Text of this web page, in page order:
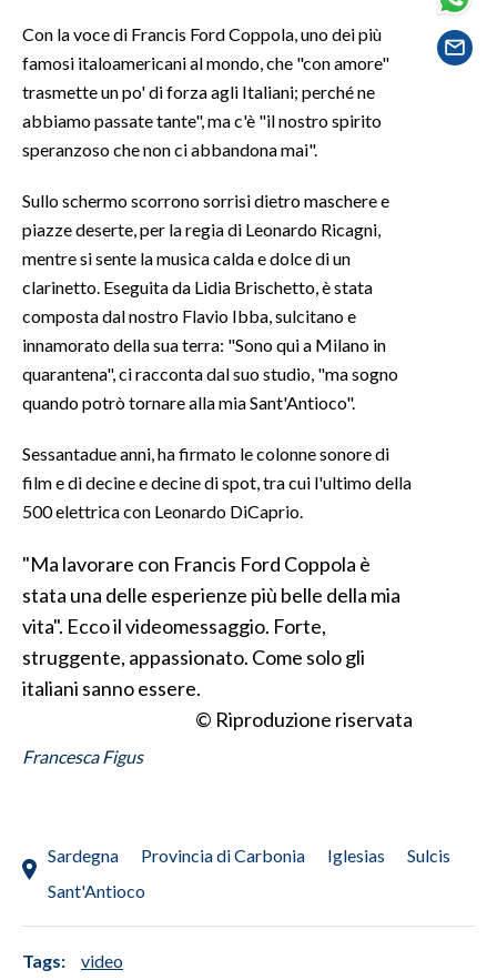
CULTURA
GOSSIP
SARDEGNA TURISMO
SARDI NEL MONDO
#CARAUNIONE
INFO AZIENDE
Con la voce di Francis Ford Coppola, uno dei più
famosi italoamericani al mondo, che "con amore"
trasmette un po' di forza agli Italiani; perché ne
abbiamo passate tante", ma c'è "il nostro spirito
speranzoso che non ci abbandona mai".
Sullo schermo scorrono sorrisi dietro maschere e
piazze deserte, per la regia di Leonardo Ricagni,
mentre si sente la musica calda e dolce di un
clarinetto. Eseguita da Lidia Brischetto, è stata
composta dal nostro Flavio Ibba, sulcitano e
innamorato della sua terra: "Sono qui a Milano in
quarantena", ci racconta dal suo studio, "ma sogno
quando potrò tornare alla mia Sant'Antioco".
Sessantadue anni, ha firmato le colonne sonore di
film e di decine e decine di spot, tra cui l'ultimo della
500 elettrica con Leonardo DiCaprio.
"Ma lavorare con Francis Ford Coppola è
stata una delle esperienze più belle della mia
vita". Ecco il videomessaggio. Forte,
struggente, appassionato. Come solo gli
italiani sanno essere.
© Riproduzione riservata
Francesca Figus
Sardegna Provincia di Carbonia Iglesias
Sulcis
Sant'Antioco
Tags: video